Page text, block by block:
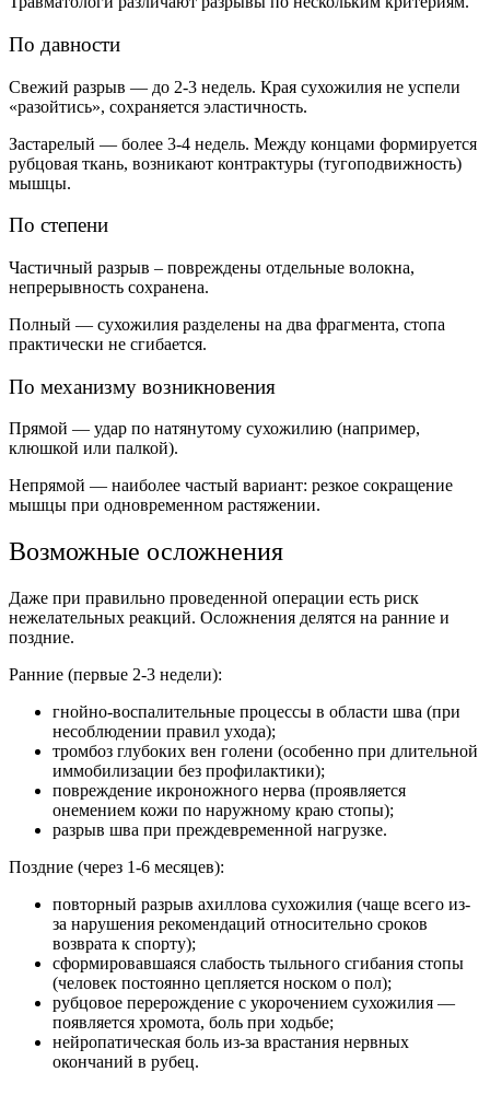
По давности
Свежий разрыв — до 2-3 недель. Края сухожилия не успели
«разойтись», сохраняется эластичность.
Застарелый — более 3-4 недель. Между концами формируется
рубцовая ткань, возникают контрактуры (тугоподвижность)
мышцы.
По степени
Частичный разрыв – повреждены отдельные волокна,
непрерывность сохранена.
Полный — сухожилия разделены на два фрагмента, стопа
практически не сгибается.
По механизму возникновения
Прямой — удар по натянутому сухожилию (например,
клюшкой или палкой).
Непрямой — наиболее частый вариант: резкое сокращение
мышцы при одновременном растяжении.
Возможные осложнения
Даже при правильно проведенной операции есть риск
нежелательных реакций. Осложнения делятся на ранние и
поздние.
Ранние (первые 2-3 недели):
гнойно-воспалительные процессы в области шва (при
несоблюдении правил ухода);
тромбоз глубоких вен голени (особенно при длительной
иммобилизации без профилактики);
повреждение икроножного нерва (проявляется
онемением кожи по наружному краю стопы);
разрыв шва при преждевременной нагрузке.
Поздние (через 1-6 месяцев):
повторный разрыв ахиллова сухожилия (чаще всего из-
за нарушения рекомендаций относительно сроков
возврата к спорту);
сформировавшаяся слабость тыльного сгибания стопы
(человек постоянно цепляется носком о пол);
рубцовое перерождение с укорочением сухожилия —
появляется хромота, боль при ходьбе;
нейропатическая боль из-за врастания нервных
окончаний в рубец.